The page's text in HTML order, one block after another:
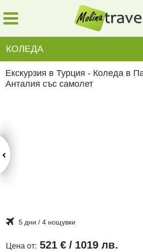
КОЛЕДА
Екскурзия в Турция - Коледа в
Анталия със самолет
5 дни / 4 нощувки
Цена от: 521 € / 1019 лв.